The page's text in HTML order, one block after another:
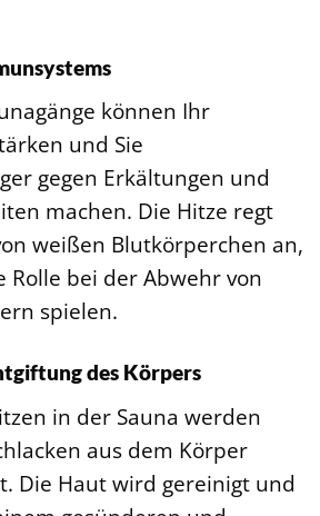
können Ihr
und Sie
gegen Erkältungen und
machen. Die Hitze regt
weißen Blutkörperchen an,
Rolle bei der Abwehr von
spielen.
des Körpers
in der Sauna werden
aus dem Körper
Die Haut wird gereinigt und